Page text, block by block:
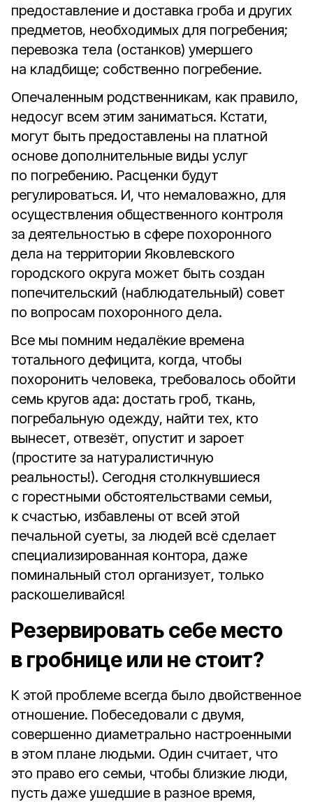
предоставление и доставка гроба и других
предметов, необходимых для погребения;
перевозка тела (останков) умершего
на кладбище; собственно погребение.
Опечаленным родственникам, как правило,
недосуг всем этим заниматься. Кстати,
могут быть предоставлены на платной
основе дополнительные виды услуг
по погребению. Расценки будут
регулироваться. И, что немаловажно, для
осуществления общественного контроля
за деятельностью в сфере похоронного
дела на территории Яковлевского
городского округа может быть создан
попечительский (наблюдательный) совет
по вопросам похоронного дела.
Все мы помним недалёкие времена
тотального дефицита, когда, чтобы
похоронить человека, требовалось обойти
семь кругов ада: достать гроб, ткань,
погребальную одежду, найти тех, кто
вынесет, отвезёт, опустит и зароет
(простите за натуралистичную
реальность!). Сегодня столкнувшиеся
с горестными обстоятельствами семьи,
к счастью, избавлены от всей этой
печальной суеты, за людей всё сделает
специализированная контора, даже
поминальный стол организует, только
раскошеливайся!
Резервировать себе место
в гробнице или не стоит?
К этой проблеме всегда было двойственное
отношение. Побеседовали с двумя,
совершенно диаметрально настроенными
в этом плане людьми. Один считает, что
это право его семьи, чтобы близкие люди,
пусть даже ушедшие в разное время,